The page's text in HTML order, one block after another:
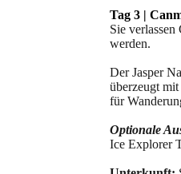
Tag 3 |
Sie
werden.
Der Jasper
überzeugt
für
Optionale
Ice Explorer